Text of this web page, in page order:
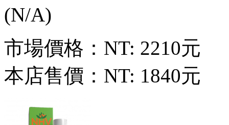
市場價格： NT: 2210元
本店售價： NT: 1840元